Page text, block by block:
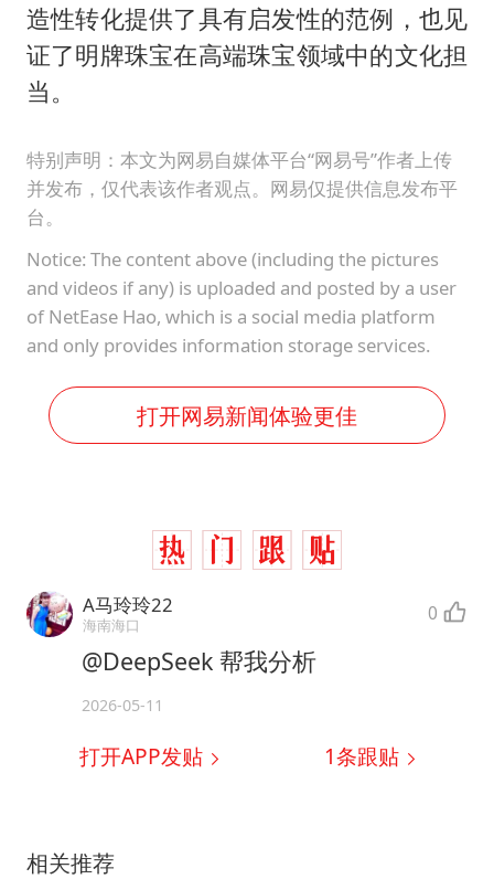
造性转化提供了具有启发性的范例，也见
证了明牌珠宝在高端珠宝领域中的文化担
当。
特别声明：本文为网易自媒体平台“网易号”作者上传
并发布，仅代表该作者观点。网易仅提供信息发布平
台。
Notice: The content above (including the pictures
and videos if any) is uploaded and posted by a user
of NetEase Hao, which is a social media platform
and only provides information storage services.
打开网易新闻体验更佳
A马玲玲22
海南海口 0
@DeepSeek 帮我分析
2026-05-11
打开APP发贴 1条跟贴
相关推荐